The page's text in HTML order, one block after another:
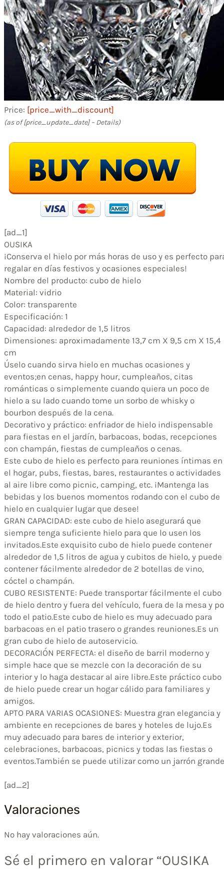
Price: [price_with_discount]
(as of [price_update_date] – Details)
[ad_1]
OUSIKA
¡Conserva el hielo por más horas de uso y es perfecto
regalar en días festivos y ocasiones especiales!
Nombre del producto: cubo de hielo
Material: vidrio
Color: transparente
Especificación: 1
Capacidad: alrededor de 1,5 litros
Dimensiones: aproximadamente 13,7 cm X 9,5 cm X 15,4
cm
Úselo cuando sirva hielo en muchas ocasiones y
eventos;en cenas, happy hour, cumpleaños, citas
románticas o simplemente cuando quiera un poco de
hielo a su lado cuando tome un sorbo de whisky o
bourbon después de la cena.
Decorativo y práctico: enfriador de hielo indispensable
para fiestas en el jardín, barbacoas, bodas, recepciones
con champán, fiestas de cumpleaños o cenas.
Este cubo de hielo es perfecto para reuniones íntimas en
el hogar, pubs, fiestas, bares, restaurantes o actividades
al aire libre como picnic, camping, etc. ¡Mantenga las
bebidas y los buenos momentos rodando con el cubo de
hielo en cualquier lugar que desee!
GRAN CAPACIDAD: este cubo de hielo asegurará que
siempre tenga suficiente hielo para que lo usen los
invitados.Este exquisito cubo de hielo puede contener
alrededor de 1,5 litros de agua y cubitos de hielo, y puede
contener fácilmente alrededor de 2 botellas de vino,
cóctel o champán.
CUBO RESISTENTE: Puede transportar fácilmente el cubo
de hielo dentro y fuera del vehículo, fuera de la mesa y
todo el patio.Este cubo de hielo es muy adecuado para
barbacoas en el patio trasero o grandes reuniones.Es un
gran cubo de hielo de autoservicio.
DECORACIÓN PERFECTA: el diseño de barril moderno y
simple hace que se mezcle con la decoración de su
interior y lo haga destacar al aire libre.Este práctico cubo
de hielo puede crear un hogar cálido para familiares y
amigos.
APTO PARA VARIAS OCASIONES: Muestra gran elegancia y
ambiente en recepciones de bares y hoteles de lujo.Es
muy adecuado para bares de interior y exterior,
celebraciones, barbacoas, picnics y todas las fiestas o
eventos.También se puede utilizar como un jarrón
[ad_2]
Valoraciones
No hay valoraciones aún.
Sé el primero en valorar “OUSIKA